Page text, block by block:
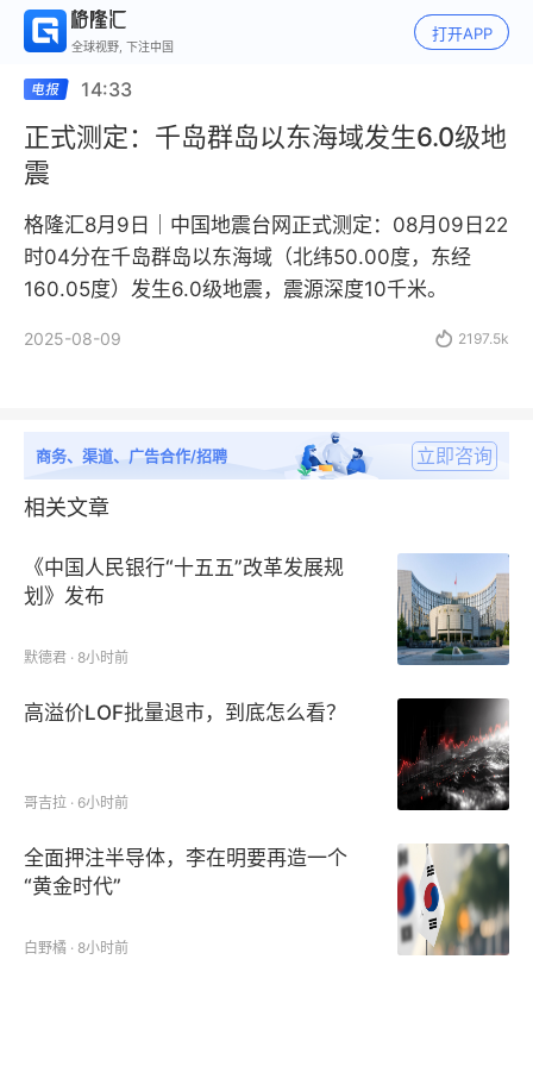
全球视野, 下注中国
打开APP
14:33
正式测定：千岛群岛以东海域发生6.0级地
震
格隆汇8月9日｜中国地震台网正式测定：08月09日22
时04分在千岛群岛以东海域（北纬50.00度，东经
160.05度）发生6.0级地震，震源深度10千米。
2025-08-09  2197.5k
商务、渠道、广告合作/招聘 立即咨询
相关文章
《中国人民银行“十五五”改革发展规
划》发布
默德君 · 8小时前
高溢价LOF批量退市，到底怎么看？
哥吉拉 · 6小时前
全面押注半导体，李在明要再造一个
“黄金时代”
白野橘 · 8小时前